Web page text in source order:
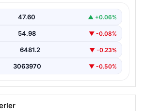
47.60 ▲ +0.06%
54.98 ▼ -0.08%
6481.2 ▼ -0.23%
3063970 ▼ -0.50%